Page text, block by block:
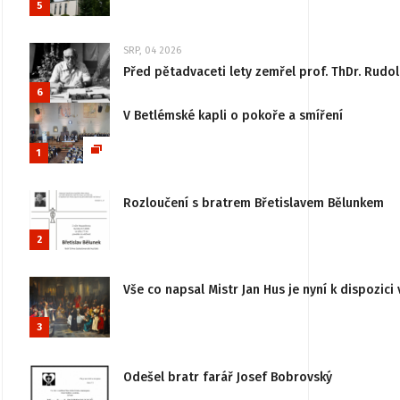
5
6
SRP, 04 2026
Před pětadvaceti lety zemřel prof. ThDr.
1
V Betlémské kapli o pokoře a smíření
2
Rozloučení s bratrem Břetislavem Bělunkem
3
Vše co napsal Mistr Jan Hus je nyní k
Odešel bratr farář Josef Bobrovský